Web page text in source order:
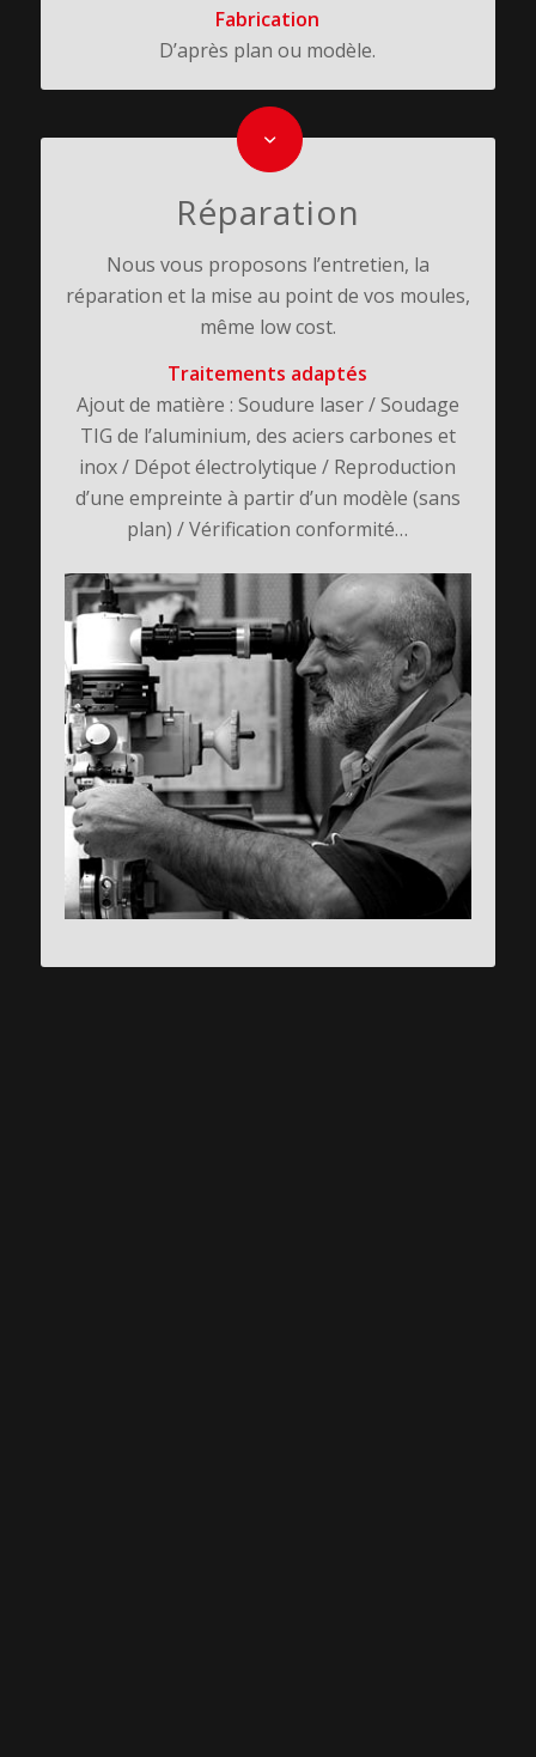
Fabrication
D’après plan ou modèle.
Réparation
Nous vous proposons l’entretien, la
réparation et la mise au point de vos moules,
même low cost.
Traitements adaptés
Ajout de matière : Soudure laser / Soudage
TIG de l’aluminium, des aciers carbones et
inox / Dépot électrolytique / Reproduction
d’une empreinte à partir d’un modèle (sans
plan) / Vérification conformité…